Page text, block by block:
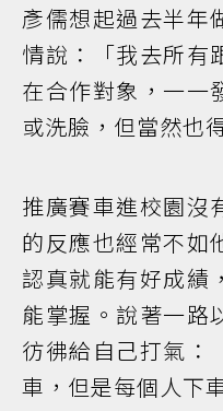
彥儒想起過去半年
情說：「我去所有
在合作對象，一一
或洗臉，但當然也
推廣賽車進校園沒
的反應也經常不如
認真就能有好成績
能掌握。說著一路
彷彿給自己打氣：
車，但是每個人下